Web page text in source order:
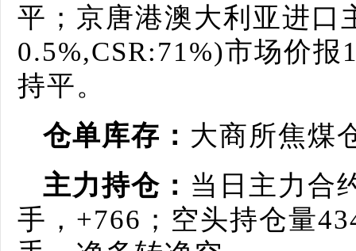
平；京唐港澳大利亚进口
0.5%,CSR:71%)市场价
持平。
仓单库存： 大商所焦煤
主力持仓： 当日主力合
手，+766；空头持仓量